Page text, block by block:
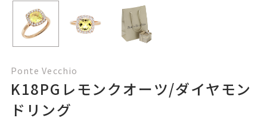
Ponte Vecchio
K18PGレモンクオーツ/ダイヤモン
ドリング